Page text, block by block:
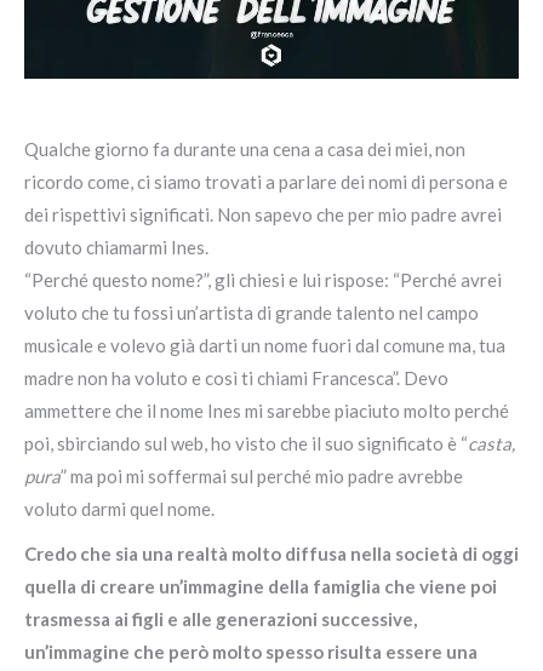
Qualche giorno fa durante una cena a casa dei miei, non
ricordo come, ci siamo trovati a parlare dei nomi di persona e
dei rispettivi significati. Non sapevo che per mio padre avrei
dovuto chiamarmi Ines.
“Perché questo nome?”, gli chiesi e lui rispose: “Perché avrei
voluto che tu fossi un’artista di grande talento nel campo
musicale e volevo già darti un nome fuori dal comune ma, tua
madre non ha voluto e così ti chiami Francesca”. Devo
ammettere che il nome Ines mi sarebbe piaciuto molto perché
poi, sbirciando sul web, ho visto che il suo significato è “casta,
pura” ma poi mi soffermai sul perché mio padre avrebbe
voluto darmi quel nome.
Credo che sia una realtà molto diffusa nella società di oggi
quella di creare un’immagine della famiglia che viene poi
trasmessa ai figli e alle generazioni successive,
un’immagine che però molto spesso risulta essere una